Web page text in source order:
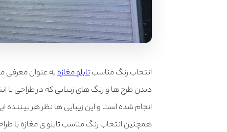
انتخاب رنگ مناسبتابلو مغازهبه عنوان معرفی
دیدن طرح ها و رنگ های زیبایی که در طراحی با
انجام شده است و این زیبایی ها نظر هر بیننده
همچنین انتخاب رنگ مناسب تابلو ی مغازه با